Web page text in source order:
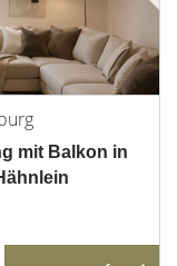
mit Balkon in